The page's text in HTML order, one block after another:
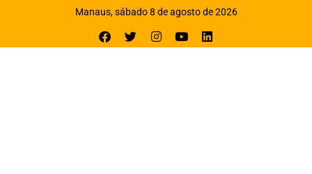
Manaus, sábado 8 de agosto de 2026